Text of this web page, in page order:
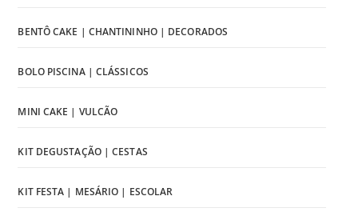
BENTÔ CAKE | CHANTININHO | DECORADOS
BOLO PISCINA | CLÁSSICOS
MINI CAKE | VULCÃO
KIT DEGUSTAÇÃO | CESTAS
KIT FESTA | MESÁRIO | ESCOLAR